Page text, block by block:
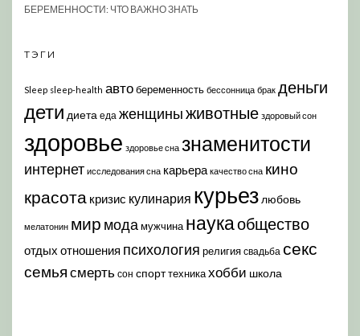
БЕРЕМЕННОСТИ: ЧТО ВАЖНО ЗНАТЬ
ТЭГИ
Sleep sleep-health автобеременность бессонница брак деньги
дети диета еда женщиныживотные здоровый сон
здоровье здоровье сна знаменитости
интернет исследования сна карьера качество сна кино
красота кризис кулинария курьез любовь
мелатонин мир модамужчина наукаобщество
отдых отношения психология религия свадьба секс
семья смерть сон спорттехникахобби школа